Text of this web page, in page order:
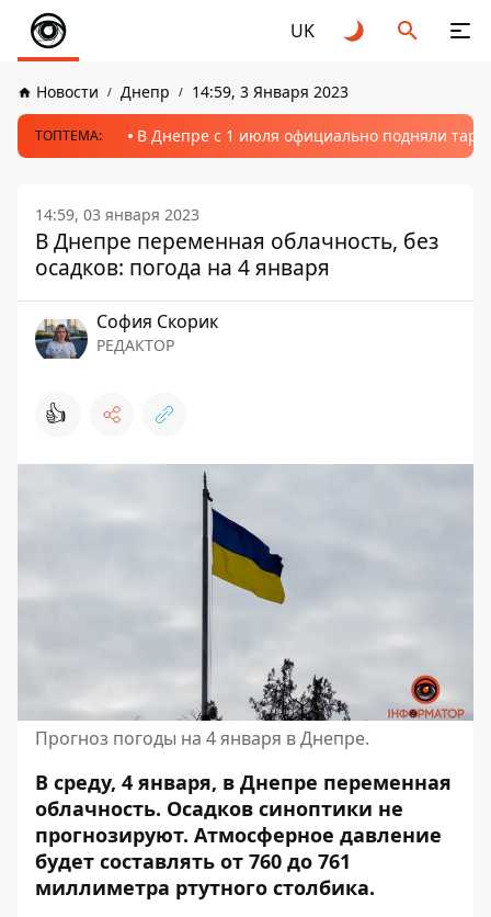
UK
Новости Днепр 14:59, 3 Января 2023
ТОПТЕМА: В Днепре с 1 июля официально подняли
14:59, 03 января 2023
В Днепре переменная облачность, без
осадков: погода на 4 января
София Скорик
РЕДАКТОР
👍
Прогноз погоды на 4 января в Днепре.
В среду, 4 января, в Днепре переменная
облачность. Осадков синоптики не
прогнозируют. Атмосферное давление
будет составлять от 760 до 761
миллиметра ртутного столбика.